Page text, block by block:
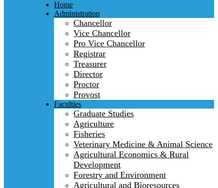
Home
Administration
Chancellor
Vice Chancellor
Pro Vice Chancellor
Registrar
Treasurer
Director
Proctor
Provost
Faculties
Graduate Studies
Agriculture
Fisheries
Veterinary Medicine & Animal Science
Agricultural Economics & Rural
Development
Forestry and Environment
Agricultural and Bioresources